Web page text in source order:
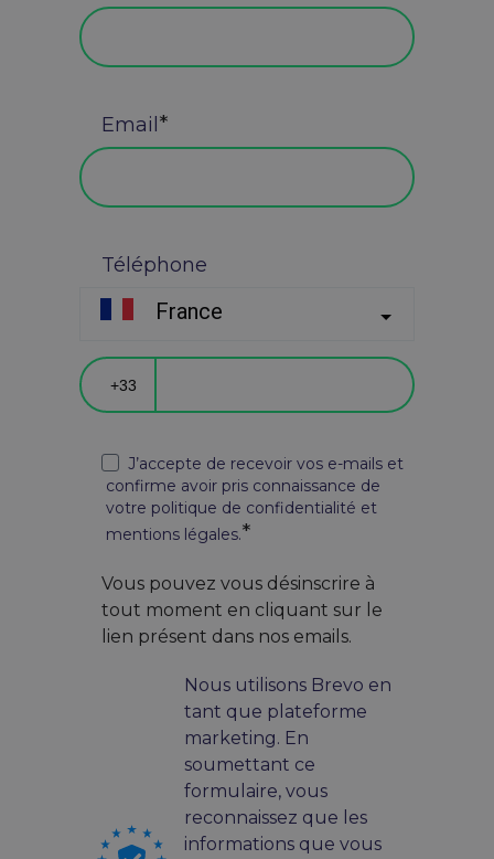
Email
Téléphone
France
J’accepte de recevoir vos e-mails et
confirme avoir pris connaissance de
votre politique de confidentialité et
mentions légales.
Vous pouvez vous désinscrire à
tout moment en cliquant sur le
lien présent dans nos emails.
Nous utilisons Brevo en
tant que plateforme
marketing. En
soumettant ce
formulaire, vous
reconnaissez que les
informations que vous